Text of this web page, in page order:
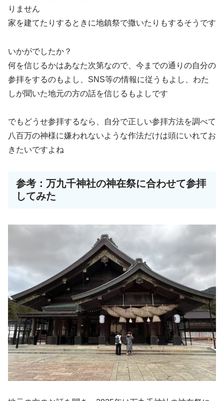
りません
家を建てたりするときに地鎮祭で撒いたりもするそうです
いかがでしたか？
何を信じるかはあなた次第なので、今までの通りの自分の
参拝をするのもよし、SNS等の情報に従うもよし、わた
しが聞いた地元の方の話を信じるもよしです
でもどうせ参拝するなら、自分で正しい参拝方法を調べて
八百万の神様に嫌われないような作法だけは頭にいれてお
きたいですよね
参考：万九千神社の神在祭に合わせて参拝
してみた